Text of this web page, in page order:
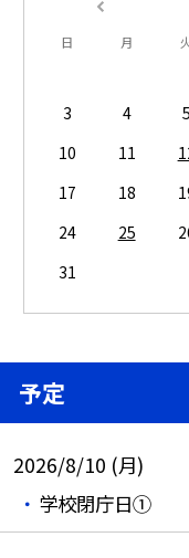
日 月
3
4 5
10
11
17
18
24
25
31
予定
2026/8/10 (月)
学校閉庁日①